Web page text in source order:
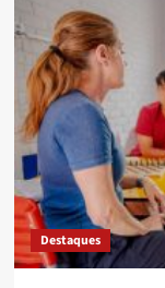
Destaques